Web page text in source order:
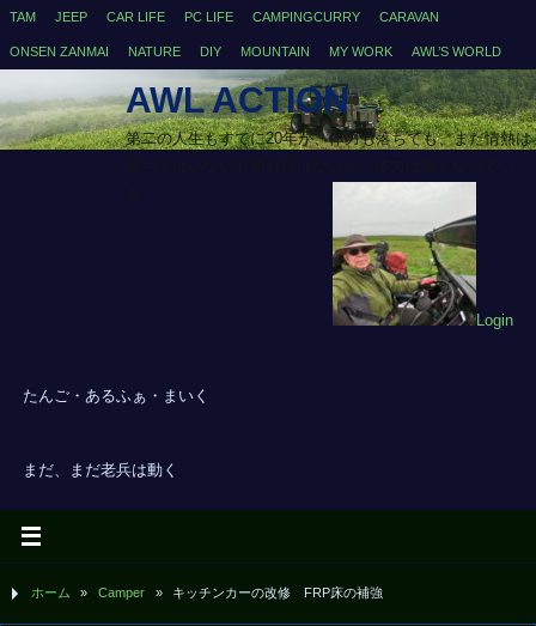
TAM JEEP CAR LIFE PC LIFE CAMPINGCURRY CARAVAN
ONSEN ZANMAI NATURE DIY MOUNTAIN MY WORK AWL’S WORLD
AWL ACTION
第二の人生もすでに20年が、体力も落ちても、まだ情熱は
Login
たんご・あるふぁ・まいく
まだ、まだ老兵は動く
ホーム » Camper » キッチンカーの改修 FRP床の補強